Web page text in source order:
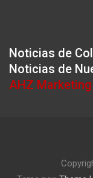
Noticias de
Noticias de
AHZ Marketing